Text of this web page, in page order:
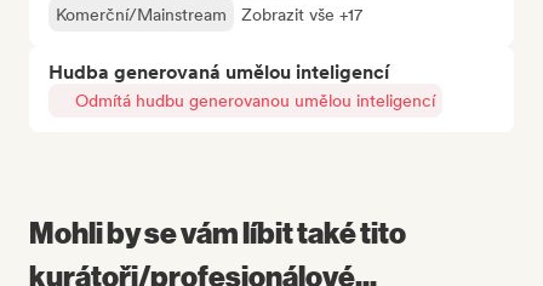
Komerční/Mainstream
Zobrazit vše +17
Hudba generovaná umělou inteligencí
Odmítá hudbu generovanou umělou inteligencí
Mohli by se vám líbit také tito
kurátoři/profesionálové...